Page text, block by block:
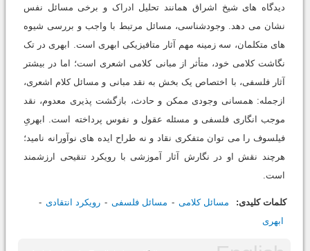
دیدگاه های شیخ اشراق همانند تحلیل ادراک و برخی مسائل نفس
نشان می دهد. وجودشناسی، مسائل مرتبط با واجب و بررسی شیوه
های متکلمان، سه زمینه مهم آثار متافیزیکی ابهری است. ابهری در تک
نگاشت کلامی خود، متأثر از مبانی کلامی اشعری است؛ اما در بیشتر
آثار فلسفی، با اختصاص یک بخش به نقد مبانی و مسائل کلام اشعری،
ازجمله: همسانی وجودی ممکن و حادث، بازگشت پذیری معدوم، نقد
موجب انگاری فلسفی و مسئله عقول و نفوس پرداخته است. ابهریِ
فیلسوف را می توان متفکری نقاد و نه طراح ایده های نوآورانه نامید؛
هرچند نقش او در نگارش آثار آموزشی با رویکرد تنقیحی ارزشمند
است.
کلمات کلیدی: مسائل کلامی مسائل فلسفی
رویکرد انتقادی
ابهری